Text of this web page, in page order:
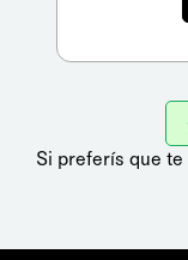
Si preferís que